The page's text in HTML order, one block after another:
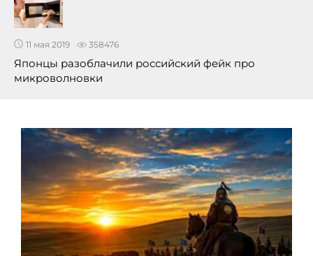
11 мая 2019 358476
Японцы разоблачили российский фейк про
микроволновки